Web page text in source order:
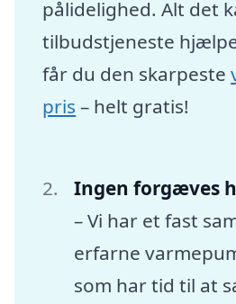
pålidelighed. Alt det
tilbudstjeneste
får du den skarpeste
pris – helt gratis!
Ingen forgæves
– Vi har et fast
erfarne
som har tid til at